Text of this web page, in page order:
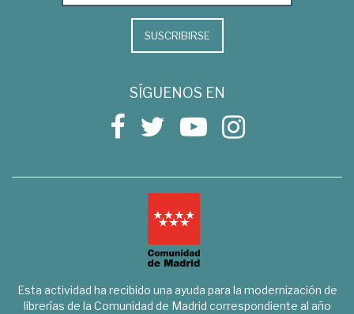
SUSCRIBIRSE
SÍGUENOS EN
Esta actividad ha recibido una ayuda para la modernización de
librerías de la Comunidad de Madrid correspondiente al año